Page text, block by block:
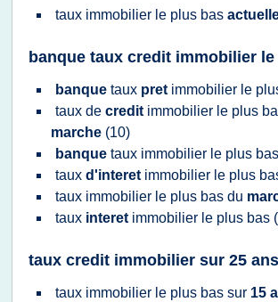
taux immobilier le plus bas
banque taux credit immobilier
banque taux pret immobilier le
taux de credit immobilier le plus
marche (10)
banque taux immobilier le plus bas
taux d'interet immobilier le plus
taux immobilier le plus bas du
taux interet immobilier le plus bas
taux credit immobilier sur 25 ans
taux immobilier le plus bas sur 15